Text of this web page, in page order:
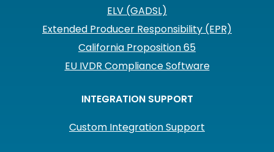
ELV (GADSL)
Extended Producer Responsibility (EPR)
California Proposition 65
EU IVDR Compliance Software
INTEGRATION SUPPORT
Custom Integration Support